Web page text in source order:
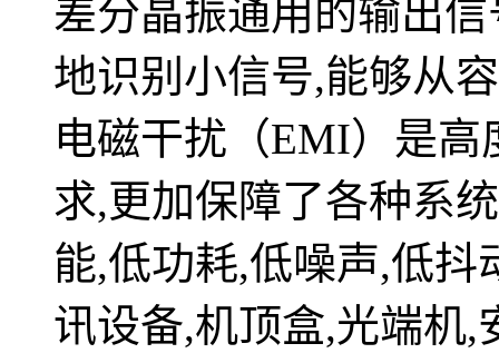
差分晶振通用的输出
地识别小信号,能够从
电磁干扰（EMI）是
求,更加保障了各种系
能,低功耗,低噪声,低
讯设备,机顶盒,光端机